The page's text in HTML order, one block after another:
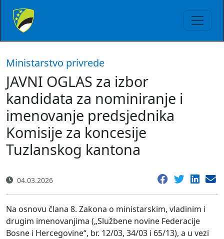
Ministarstvo privrede
JAVNI OGLAS za izbor
kandidata za nominiranje i
imenovanje predsjednika
Komisije za koncesije
Tuzlanskog kantona
04.03.2026
Na osnovu člana 8. Zakona o ministarskim, vladinim i
drugim imenovanjima („Službene novine Federacije
Bosne i Hercegovine“, br. 12/03, 34/03 i 65/13), a u vezi